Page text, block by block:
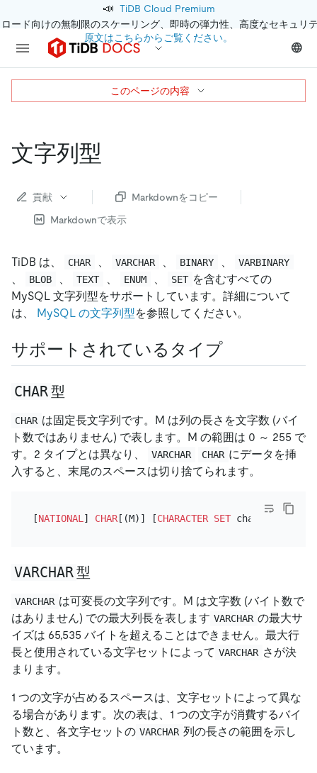
📣 TiDB Cloud Premium
ード向けの無制限のスケーリング、即時の弾力性、高度なセキュリ
原文はこちらからご覧ください。
文字列型
貢献
Markdownをコピー
Markdownで表示
TiDB は、 CHAR VARCHAR BINARY VARBINARY
BLOB TEXT ENUM SET を含むすべての
MySQL 文字列型をサポートしています。詳細について
は、 MySQL の文字列型を参照してください。
サポートされているタイプ
CHAR型
CHAR は固定長文字列です。M は列の長さを文字数 (バイ
ト数ではありません) で表します。M の範囲は 0 ～ 255 で
す。2 タイプとは異なり、
VARCHAR CHAR にデータを挿
入すると、末尾のスペースは切り捨てられます。
[NATIONAL] CHAR[(M)] [CHARACTER SET charset_name]
VARCHAR型
VARCHAR は可変長の文字列です。M は文字数 (バイト数で
はありません) での最大列長を表します VARCHAR の最大サ
イズは 65,535 バイトを超えることはできません。最大行
長と使用されている文字セットによって VARCHAR さが決
まります。
1 つの文字が占めるスペースは、文字セットによって異な
る場合があります。次の表は、1 つの文字が消費するバイ
ト数と、各文字セットの VARCHAR 列の長さの範囲を示し
ています。
このページの内容